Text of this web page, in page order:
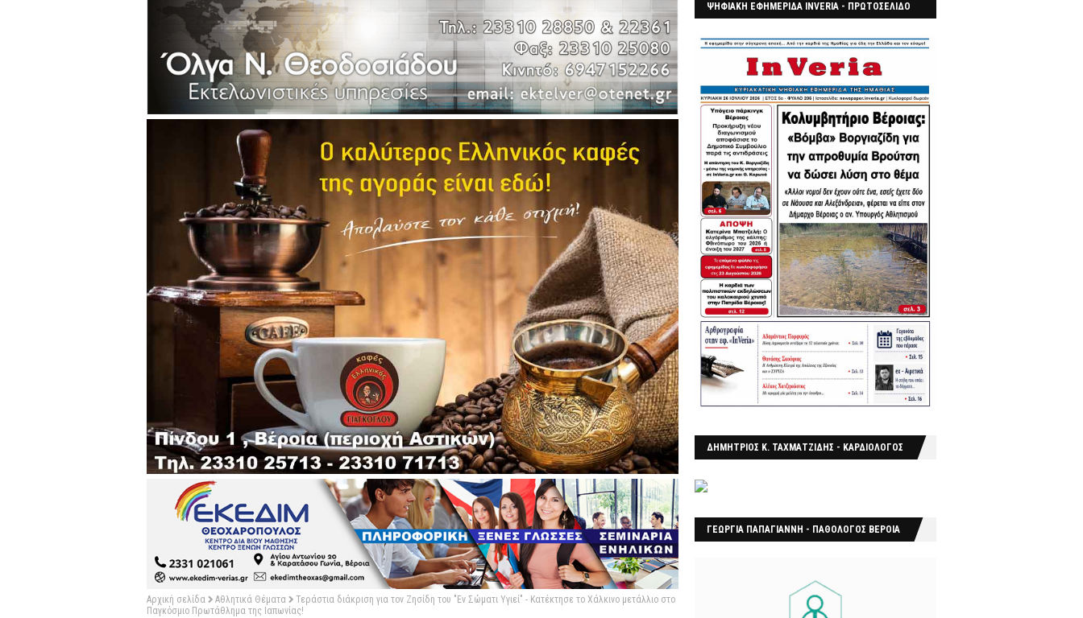
Αρχική σελίδα Αθλητικά Θέματα
Τεράστια διάκριση για τον Ζησίδη του "Εν Σώματι Υγιεί" - Κατέκτησε το Χάλκινο μετάλλιο στο
Παγκόσμιο Πρωτάθλημα της Ιαπωνίας!
ΨΗΦΙΑΚΗ ΕΦΗΜΕΡΙΔΑ INVERIA - ΠΡΩΤΟΣΕΛΙΔΟ
ΔΗΜΗΤΡΙΟΣ Κ. ΤΑΧΜΑΤΖΙΔΗΣ - ΚΑΡΔΙΟΛΟΓΟΣ
ΓΕΩΡΓΙΑ ΠΑΠΑΓΙΑΝΝΗ - ΠΑΘΟΛΟΓΟΣ ΒΕΡΟΙΑ